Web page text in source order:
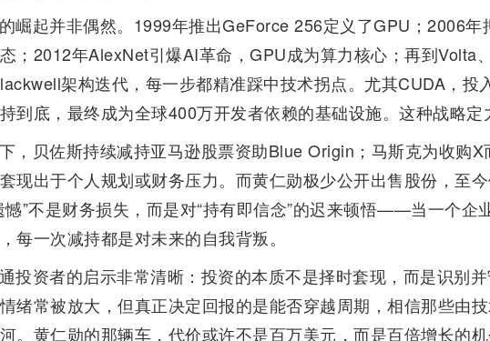
崛起并非偶然。1999年推出GeForce 256定义了GPU；2006年
；2012年AlexNet引爆AI革命，GPU成为算力核心；再到Volta、
架构迭代，每一步都精准踩中技术拐点。尤其CUDA，投
到底，最终成为全球400万开发者依赖的基础设施。这种战略定
，贝佐斯持续减持亚马逊股票资助Blue Origin；马斯克为收购X
现出于个人规划或财务压力。而黄仁勋极少公开出售股份，至
憾”不是财务损失，而是对“持有即信念”的迟来顿悟——当一个企
每一次减持都是对未来的自我背叛。
投资者的启示非常清晰：投资的本质不是择时套现，而是识别
绪常被放大，但真正决定回报的是能否穿越周期，相信那些由
。黄仁勋的那辆车，代价或许不是百万美元，而是百倍增长的